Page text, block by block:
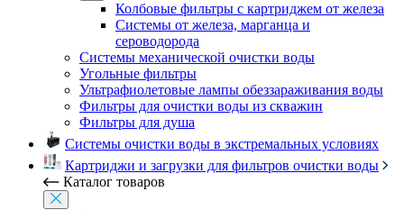
Колбовые фильтры с картриджем от железа
Системы от железа, марганца и
сероводорода
Системы механической очистки воды
Угольные фильтры
Ультрафиолетовые лампы обеззараживания воды
Фильтры для очистки воды из скважин
Фильтры для душа
Системы очистки воды в экстремальных условиях
Картриджи и загрузки для фильтров очистки воды
Каталог товаров